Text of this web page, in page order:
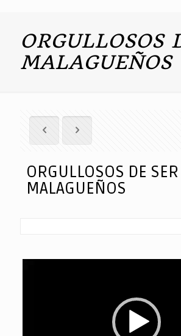
ORGULLOSOS
MALAGUEÑOS
ORGULLOSOS DE SER
MALAGUEÑOS